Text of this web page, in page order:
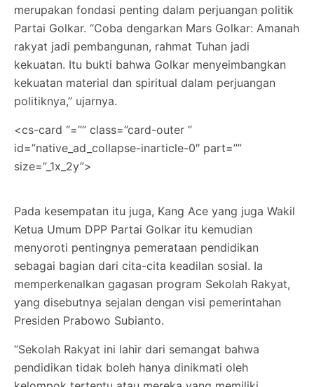
merupakan fondasi penting dalam perjuangan politik
Partai Golkar. “Coba dengarkan Mars Golkar: Amanah
rakyat jadi pembangunan, rahmat Tuhan jadi
kekuatan. Itu bukti bahwa Golkar menyeimbangkan
kekuatan material dan spiritual dalam perjuangan
politiknya,” ujarnya.
<cs-card “=”” class=”card-outer ”
id=”native_ad_collapse-inarticle-0″ part=””
size=”_1x_2y”>
Pada kesempatan itu juga, Kang Ace yang juga Wakil
Ketua Umum DPP Partai Golkar itu kemudian
menyoroti pentingnya pemerataan pendidikan
sebagai bagian dari cita-cita keadilan sosial. Ia
memperkenalkan gagasan program Sekolah Rakyat,
yang disebutnya sejalan dengan visi pemerintahan
Presiden Prabowo Subianto.
“Sekolah Rakyat ini lahir dari semangat bahwa
pendidikan tidak boleh hanya dinikmati oleh